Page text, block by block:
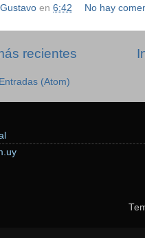
Gustavo en 6:42 No hay
recientes
Entradas (Atom)